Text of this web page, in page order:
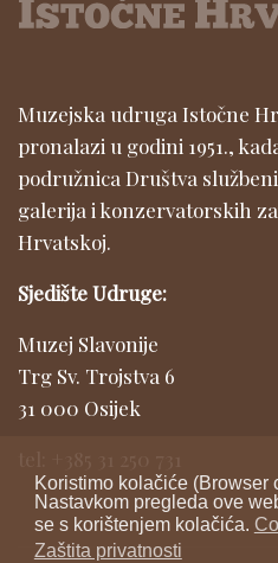
Koristimo kolačiće (Browser
Nastavkom pregleda ove
se s korištenjem kolačića.
Zaštita privatnosti
Muzejska udruga Istočne
pronalazi u godini 1951.,
podružnica Društva
galerija i konzervatorskih
Hrvatskoj.
Sjedište Udruge:
Muzej Slavonije
Trg Sv. Trojstva 6
31 000 Osijek